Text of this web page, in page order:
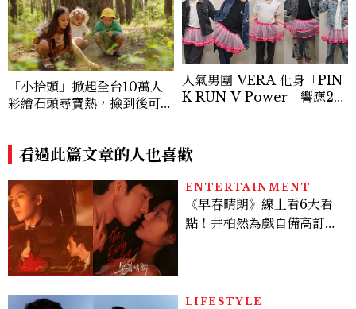
「小拾頭」掀起全台10萬人
彩繪石頭尋寶熱，撿到後可以
人氣男團 VERA 化身「PIN
K RUN V Power」響應20
量！
看過此篇文章的人也喜歡
ENTERTAINMENT
《早春晴朗》線上看6大看
點！井柏然為戲自備高訂，
LIFESTYLE